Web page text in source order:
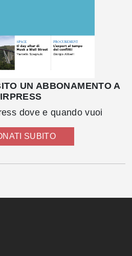
UN ABBONAMENTO A
dove e quando vuoi
SUBITO